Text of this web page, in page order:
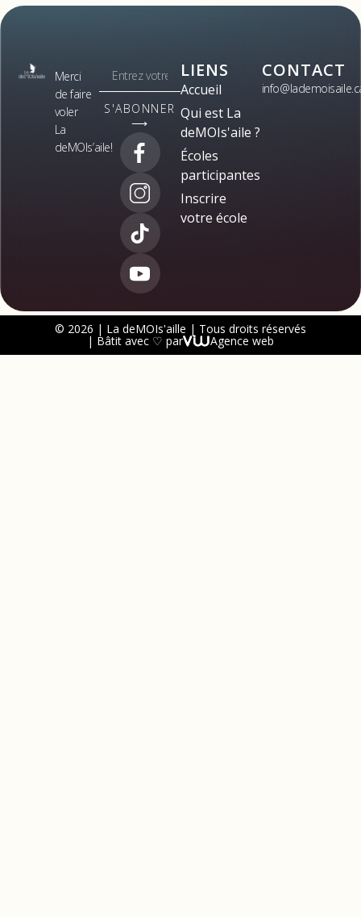
Merci
de faire
voler
La
deMOIs’aile!
S'ABONNER
⟶
LIENS
Accueil
Qui est La
deMOIs'aile ?
Écoles
participantes
Inscrire
votre école
CONTACT
© 2026 | La deMOIs'aille | Tous droits réservés
| Bâtit avec ♡ par Agence web